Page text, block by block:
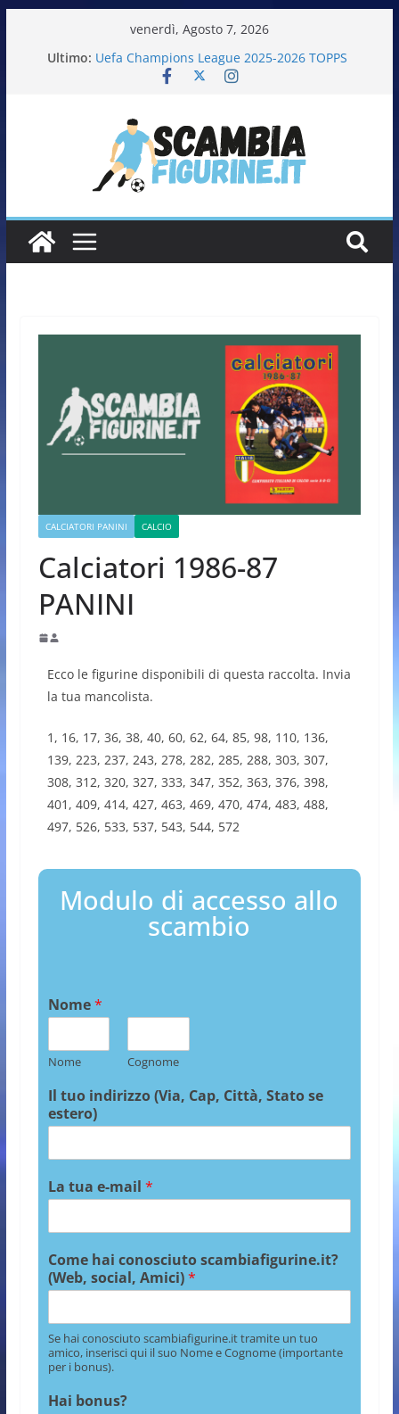
venerdì, Agosto 7, 2026
Ultimo: Uefa Champions League 2025-2026 TOPPS
Fifa World Cup 2026 PANINI
Calciatori Serie B BKT 2025-2026 PANINI
CALCIATORI PANINI CALCIO
Calciatori 1986-87
PANINI
Ecco le figurine disponibili di questa raccolta. Invia
la tua mancolista.
1, 16, 17, 36, 38, 40, 60, 62, 64, 85, 98, 110, 136,
139, 223, 237, 243, 278, 282, 285, 288, 303, 307,
308, 312, 320, 327, 333, 347, 352, 363, 376, 398,
401, 409, 414, 427, 463, 469, 470, 474, 483, 488,
497, 526, 533, 537, 543, 544, 572
Modulo di accesso allo
scambio
Nome*
Nome Cognome
Il tuo indirizzo (Via, Cap, Città, Stato se
estero)
La tua e-mail *
Come hai conosciuto scambiafigurine.it?
(Web, social, Amici)*
Se hai conosciuto scambiafigurine.it tramite un tuo
amico, inserisci qui il suo Nome e Cognome (importante
per i bonus).
Hai bonus?